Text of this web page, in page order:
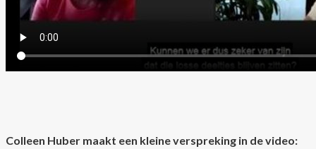
Colleen Huber maakt een kleine verspreking in de video: